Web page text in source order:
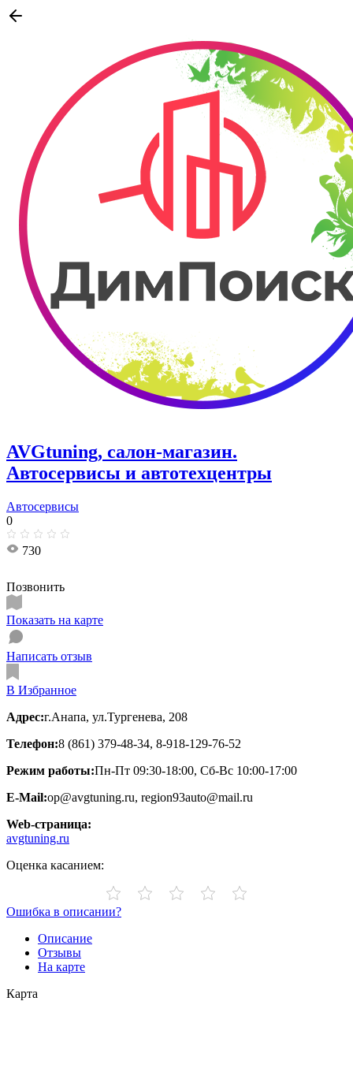
AVGtuning, салон-магазин.
Автосервисы и автотехцентры
Автосервисы
0
730
Позвонить
Показать на карте
Написать отзыв
В Избранное
Адрес:г.Анапа, ул.Тургенева, 208
Телефон:8 (861) 379-48-34, 8-918-129-76-52
Режим работы:Пн-Пт 09:30-18:00, Сб-Вс 10:00-17:00
E-Mail:op@avgtuning.ru, region93auto@mail.ru
Web-страница:
avgtuning.ru
Оценка касанием:
Ошибка в описании?
Описание
Отзывы
На карте
Карта